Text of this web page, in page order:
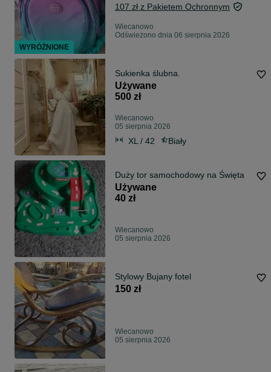
107 zł z Pakietem Ochronnym
Wiecanowo
Odświeżono dnia 06 sierpnia 2026
Sukienka ślubna.
Używane
500 zł
Wiecanowo
05 sierpnia 2026
XL / 42 Biały
Duży tor samochodowy na Święta
Używane
40 zł
Wiecanowo
05 sierpnia 2026
Stylowy Bujany fotel
150 zł
Wiecanowo
05 sierpnia 2026
WYRÓŻNIONE